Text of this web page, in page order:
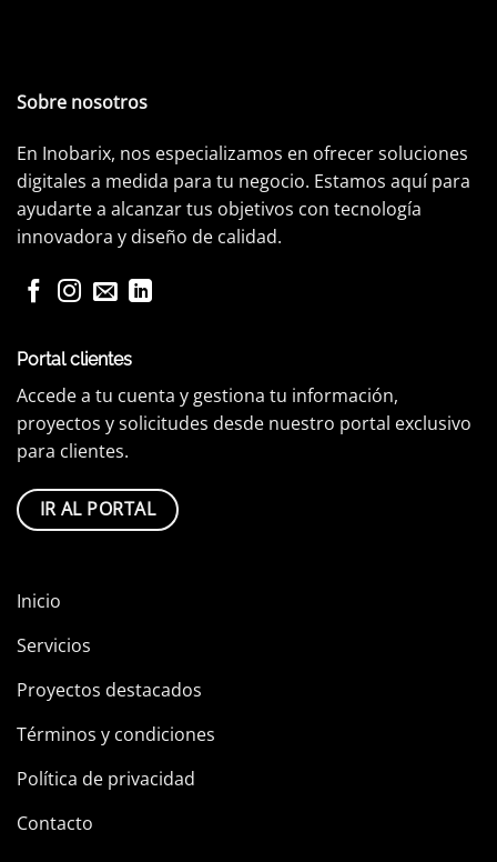
Sobre nosotros
En Inobarix, nos especializamos en ofrecer soluciones
digitales a medida para tu negocio. Estamos aquí para
ayudarte a alcanzar tus objetivos con tecnología
innovadora y diseño de calidad.
Inicio
Servicios
Proyectos destacados
Términos y condiciones
Política de privacidad
Contacto
Portal clientes
Accede a tu cuenta y gestiona tu información,
proyectos y solicitudes desde nuestro portal exclusivo
para clientes.
IR AL PORTAL